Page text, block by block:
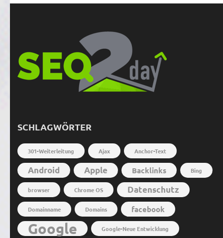
SCHLAGWÖRTER
301-Weiterleitung Ajax Anchor-Text
Android Apple Backlinks Bing
browser Chrome OS Datenschutz
Domainname Domains facebook
Google Google-Neue Entwicklung